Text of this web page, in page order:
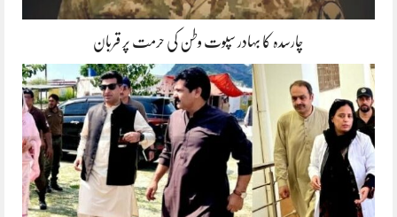
چارسدہ کا بہادر سپوت وطن کی حرمت پر قربان